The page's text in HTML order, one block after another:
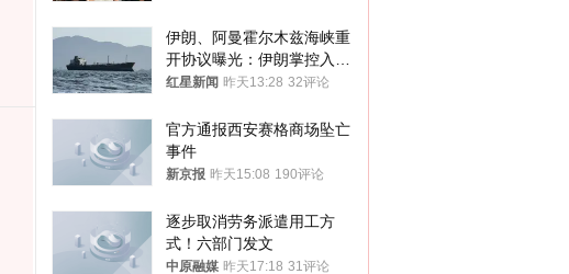
伊朗、阿曼霍尔木兹海峡重
开协议曝光：伊朗掌控入湾
航道，与阿曼平分“服务费”
红星新闻 昨天13:28 32评论
官方通报西安赛格商场坠亡
事件
新京报 昨天15:08 190评论
逐步取消劳务派遣用工方
式！六部门发文
中原融媒 昨天17:18 31评论